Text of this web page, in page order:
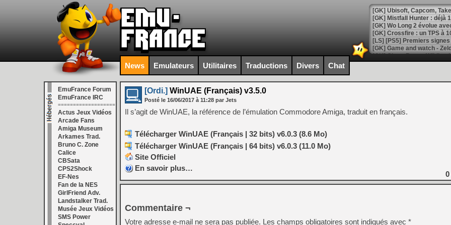
[GK] Mistfall Hunter : déjà
[GK] Wo Long 2 évolue
[GK] Crossfire : un TPS à
[LS] [PS5] Premiers
[Mo5] DOOM arrive en
[GK] Bethesda fête les 30
[GK] Roblox : l'action en
[GK] Agenda - GeForce
[LS] [PS5] ps5-y2jb-
[GK] Pourquoi Marvel
[GK] Test : Restory : Chill
[GK] GTA 6 : Rockstar
[GK] Hot Wheels Infinite
[GK] Mémoire cash -
[GK] Résultats Nintendo :
News Emulateurs Utilitaires Traductions Divers Chat
EmuFrance Forum
EmuFrance IRC
===================
Actus Jeux Vidéos
Arcade Fans
Amiga Museum
Arkames Trad.
Bruno C. Zone
Calice
CBSata
CPS2Shock
EF-Nes
Fan de la NES
GirlFriend Adv.
Landstalker Trad.
Musée Jeux Vidéos
SMS Power
[Ordi.] WinUAE (Français) v3.5.0
Posté le 16/06/2017 à 11:28 par Jets
Il s’agit de WinUAE, la référence de l’émulation Commodore Amiga, traduit en français.
Télécharger WinUAE (Français | 32 bits) v6.0.3 (8.6 Mo)
Télécharger WinUAE (Français | 64 bits) v6.0.3 (11.0 Mo)
Site Officiel
En savoir plus…
0
Commentaire ¬
Votre adresse e-mail ne sera pas publiée. Les champs obligatoires sont indiqués avec *